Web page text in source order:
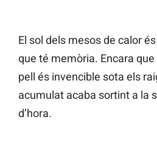
El sol dels mesos de calor
que té memòria. Encara
pell és invencible sota els
acumulat acaba sortint a la
d’hora.